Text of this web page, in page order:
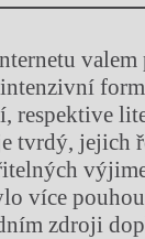
intenzivní
respektive
tvrdý, jejich
více
zdroji